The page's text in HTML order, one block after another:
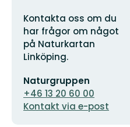
Adress
Kontakta oss om du
har frågor om något
på Naturkartan
Linköping.
postadress
Naturgruppen
+46 13 20 60 00
Kontakt via e-post